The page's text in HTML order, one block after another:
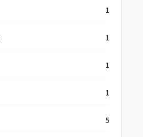
1
1
1
1
5